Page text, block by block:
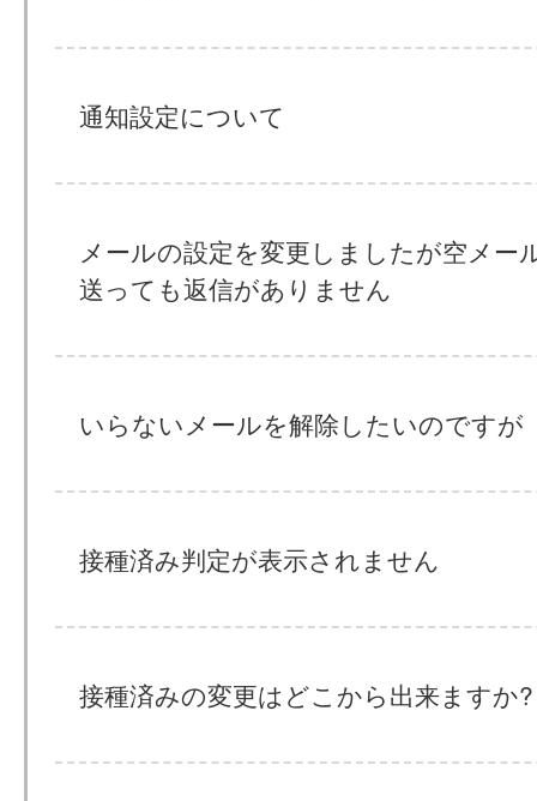
通知設定について
メールの設定を変更しましたが空メー
送っても返信がありません
いらないメールを解除したいのですが
接種済み判定が表示されません
接種済みの変更はどこから出来ますか?